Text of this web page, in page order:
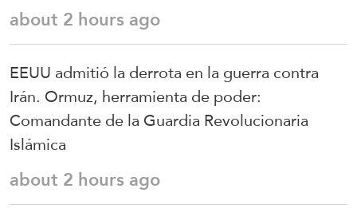
about 2 hours ago
EEUU admitió la derrota en la guerra contra
Irán. Ormuz, herramienta de poder:
Comandante de la Guardia Revolucionaria
Islámica
about 2 hours ago